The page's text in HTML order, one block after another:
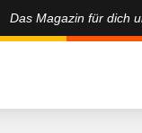
Das Magazin für dich